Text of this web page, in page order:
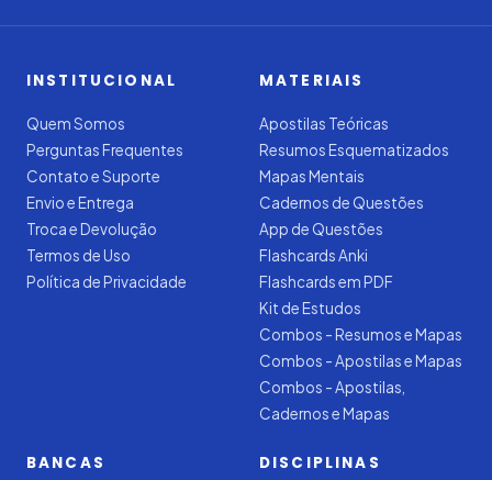
INSTITUCIONAL
Quem Somos
Perguntas Frequentes
Contato e Suporte
Envio e Entrega
Troca e Devolução
Termos de Uso
Política de Privacidade
MATERIAIS
Apostilas Teóricas
Resumos Esquematizados
Mapas Mentais
Cadernos de Questões
App de Questões
Flashcards Anki
Flashcards em PDF
Kit de Estudos
Combos - Resumos e Mapas
Combos - Apostilas e Mapas
Combos - Apostilas,
Cadernos e Mapas
BANCAS DISCIPLINAS